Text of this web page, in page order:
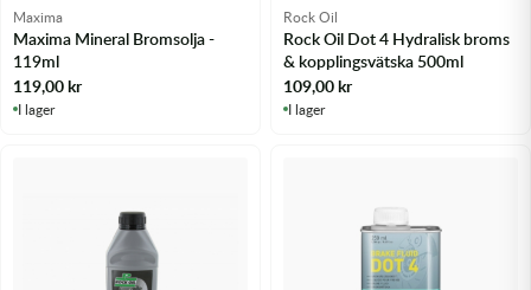
Vinterprodukter
Maxima
Maxima Mineral Bromsolja -
119ml
119,00kr
I lager
Rock Oil
Rock Oil Dot 4 Hydralisk broms
& kopplingsvätska 500ml
109,00kr
I lager